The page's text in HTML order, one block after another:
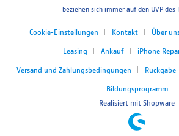
beziehen sich immer auf den UVP des
Cookie-Einstellungen Kontakt Über
Leasing Ankauf iPhone
Versand und Zahlungsbedingungen Rückgabe
Bildungsprogramm
Realisiert mit Shopware